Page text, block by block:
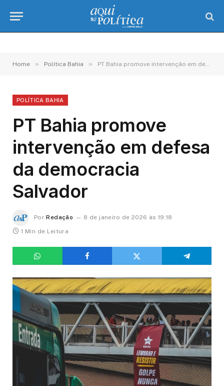
Home » Política Bahia » PT Bahia promove intervenção em defesa da democracia Salvador
POLÍTICA BAHIA
PT Bahia promove
intervenção em defesa
da democracia
Salvador
Por Redação
8 de janeiro de 2026 às 19:18
1 Min de Leitura